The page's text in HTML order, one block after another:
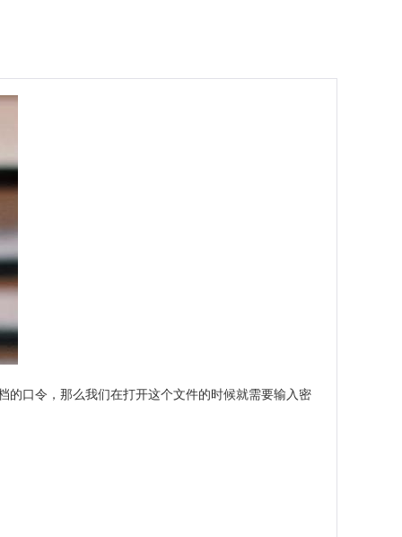
的口令，那么我们在打开这个文件的时候就需要输入密